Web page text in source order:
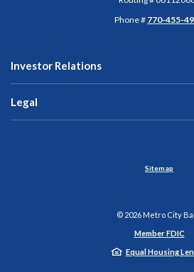
Phone # 770-455-
Investor Relations
Legal
Sitemap
© 2026Metro City
Member FDIC
Equal Housing